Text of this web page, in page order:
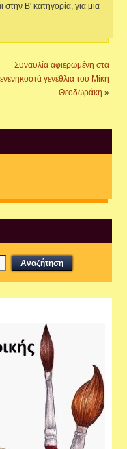
στην Β' κατηγορία, για μια
Συναυλία αφιερωμένη στα
ενενηκοστά γενέθλια του Μίκη
Θεοδωράκη »